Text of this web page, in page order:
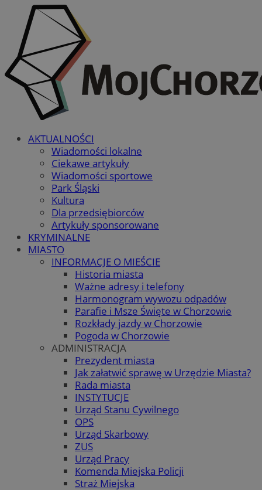
AKTUALNOŚCI
Wiadomości lokalne
Ciekawe artykuły
Wiadomości sportowe
Park Śląski
Kultura
Dla przedsiębiorców
Artykuły sponsorowane
KRYMINALNE
MIASTO
INFORMACJE O MIEŚCIE
Historia miasta
Ważne adresy i telefony
Harmonogram wywozu odpadów
Parafie i Msze Święte w Chorzowie
Rozkłady jazdy w Chorzowie
Pogoda w Chorzowie
ADMINISTRACJA
Prezydent miasta
Jak załatwić sprawę w Urzędzie Miasta?
Rada miasta
INSTYTUCJE
Urząd Stanu Cywilnego
OPS
Urząd Skarbowy
ZUS
Urząd Pracy
Komenda Miejska Policji
Straż Miejska